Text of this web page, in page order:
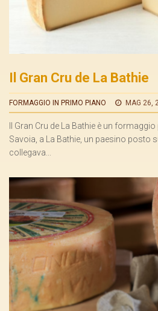
CHI SIAMO
Mission
Il Gran Cru de La Bathie
FORMAGGIO IN PRIMO PIANO MAG 26,
Il Gran Cru de La Bathie è un
Savoia, a La Bathie, un paesino posto
collegava...